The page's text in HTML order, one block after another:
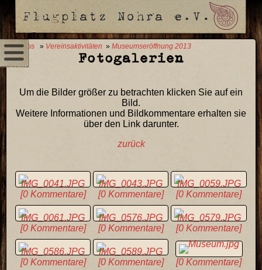
Fotogalerien
0 Fotos » Vereinsaktivitäten » Museumseröffnung 2013
Um die Bilder größer zu betrachten klicken Sie auf ein
Bild.
Weitere Informationen und Bildkommentare erhalten sie
über den Link darunter.
zurück
[0 Kommentare] [0 Kommentare] [0 Kommentare]
[0 Kommentare] [0 Kommentare] [0 Kommentare]
[0 Kommentare] [0 Kommentare] [0 Kommentare]